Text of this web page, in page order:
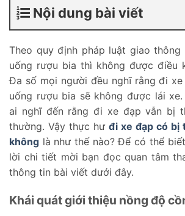
Nội dung bài viết
Theo quy định pháp luật giao thông
uống rượu bia thì không được điều
Đa số mọi người đều nghĩ rằng đi
uống rượu bia sẽ không được lái xe.
ai nghĩ đến rằng đi xe đạp vẫn bị
thường. Vậy thực hư đi xe đạp có bị
không là như thế nào? Để có thể
lời chi tiết mời bạn đọc quan tâm
thông tin bài viết dưới đây.
Khái quát giới thiệu nồng độ